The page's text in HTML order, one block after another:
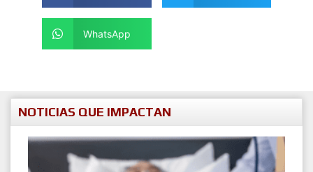
WhatsApp
NOTICIAS QUE IMPACTAN